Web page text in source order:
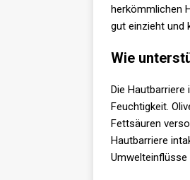
herkömmlichen
gut einzieht und
Wie
Die
Feuchtigkeit.
Fettsäuren
Hautbarriere